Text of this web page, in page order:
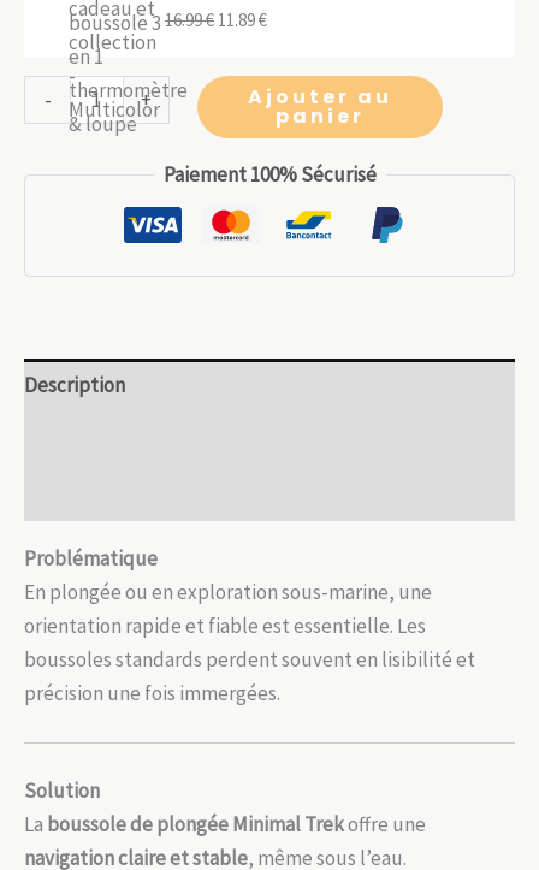
était :est :
16.99€ Le
initial
11.89€Le
actuel
est :
-
quantité
de
lumineux
+ Ajouter au
panier
Paiement 100% Sécurisé
Description
Problématique
En plongée ou en exploration sous-marine, une
orientation rapide et fiable est essentielle. Les
boussoles standards perdent souvent en lisibilité et
précision une fois immergées.
Solution
La boussole de plongée Minimal Trekoffre une
navigation claire et stable, même sous l’eau.